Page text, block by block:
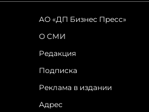
АО «ДП Бизнес Пресс»
О СМИ
Редакция
Подписка
Реклама в издании
Адрес